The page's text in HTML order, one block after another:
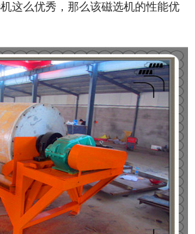
这么优秀，那么该磁选机的性能优